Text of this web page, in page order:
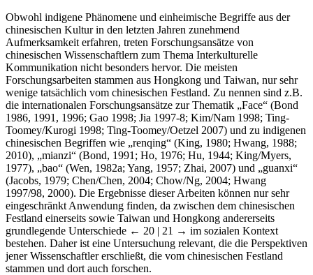
Obwohl indigene Phänomene und einheimische Begriffe aus der
chinesischen Kultur in den letzten Jahren zunehmend
Aufmerksamkeit erfahren, treten Forschungsansätze von
chinesischen Wissenschaftlern zum Thema Interkulturelle
Kommunikation nicht besonders hervor. Die meisten
Forschungsarbeiten stammen aus Hongkong und Taiwan, nur sehr
wenige tatsächlich vom chinesischen Festland. Zu nennen sind z.B.
die internationalen Forschungsansätze zur Thematik „Face“ (Bond
1986, 1991, 1996; Gao 1998; Jia 1997-8; Kim/Nam 1998; Ting-
Toomey/Kurogi 1998; Ting-Toomey/Oetzel 2007) und zu indigenen
chinesischen Begriffen wie „renqing“ (King, 1980; Hwang, 1988;
2010), „mianzi“ (Bond, 1991; Ho, 1976; Hu, 1944; King/Myers,
1977), „bao“ (Wen, 1982a; Yang, 1957; Zhai, 2007) und „guanxi“
(Jacobs, 1979; Chen/Chen, 2004; Chow/Ng, 2004; Hwang
1997/98, 2000). Die Ergebnisse dieser Arbeiten können nur sehr
eingeschränkt Anwendung finden, da zwischen dem chinesischen
Festland einerseits sowie Taiwan und Hongkong andererseits
grundlegende Unterschiede ← 20 | 21 → im sozialen Kontext
bestehen. Daher ist eine Untersuchung relevant, die die Perspektiven
jener Wissenschaftler erschließt, die vom chinesischen Festland
stammen und dort auch forschen.